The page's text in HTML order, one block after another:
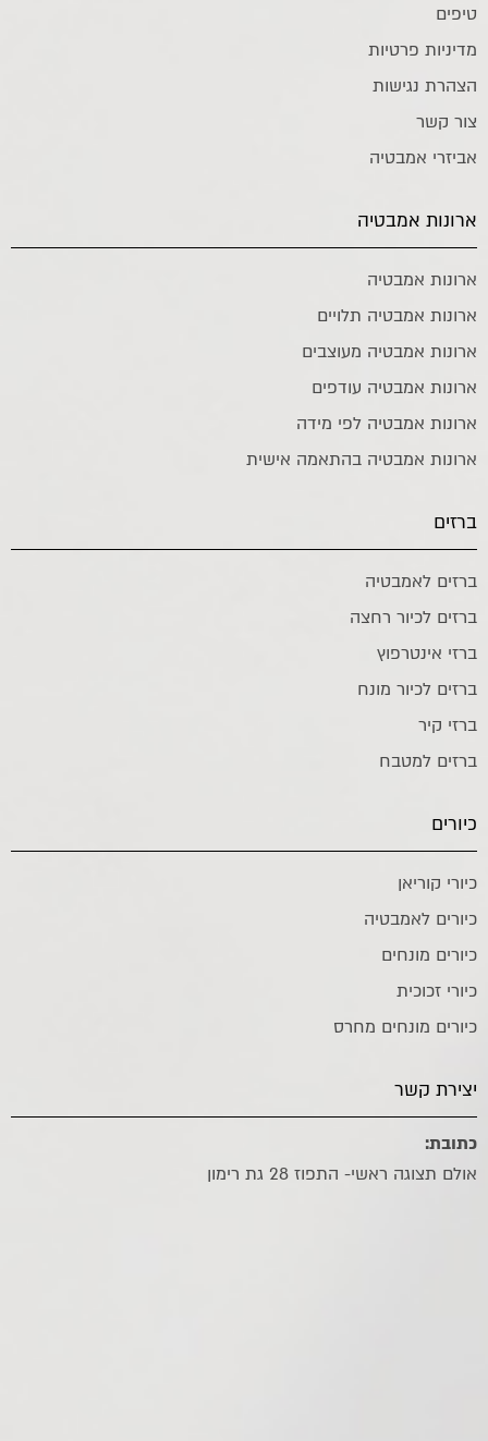
טיפים
מדיניות פרטיות
הצהרת נגישות
צור קשר
אביזרי אמבטיה
ארונות אמבטיה
ארונות אמבטיה
ארונות אמבטיה תלויים
ארונות אמבטיה מעוצבים
ארונות אמבטיה עודפים
ארונות אמבטיה לפי מידה
ארונות אמבטיה בהתאמה אישית
ברזים
ברזים לאמבטיה
ברזים לכיור רחצה
ברזי אינטרפוץ
ברזים לכיור מונח
ברזי קיר
ברזים למטבח
כיורים
כיורי קוריאן
כיורים לאמבטיה
כיורים מונחים
כיורי זכוכית
כיורים מונחים מחרס
יצירת קשר
כתובת:
אולם תצוגה ראשי- התפוז 28 גת רימון